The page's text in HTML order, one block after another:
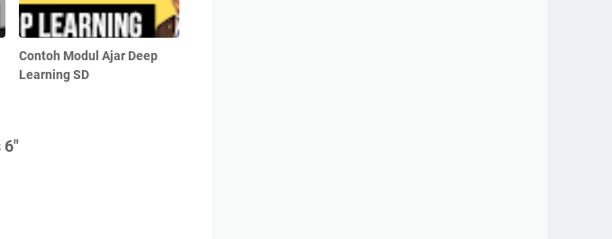
Contoh Modul Ajar Deep
Learning SD
6"